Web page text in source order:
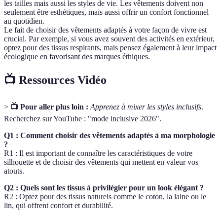
les tailles mais aussi les styles de vie. Les vêtements doivent non
seulement être esthétiques, mais aussi offrir un confort fonctionnel
au quotidien.
Le fait de choisir des vêtements adaptés à votre façon de vivre est
crucial. Par exemple, si vous avez souvent des activités en extérieur,
optez pour des tissus respirants, mais pensez également à leur impact
écologique en favorisant des marques éthiques.
📺 Ressources Vidéo
> 📺 Pour aller plus loin : Apprenez à mixer les styles inclusifs.
Recherchez sur YouTube : "mode inclusive 2026".
Q1 : Comment choisir des vêtements adaptés à ma morphologie
?
R1 : Il est important de connaître les caractéristiques de votre
silhouette et de choisir des vêtements qui mettent en valeur vos
atouts.
Q2 : Quels sont les tissus à privilégier pour un look élégant ?
R2 : Optez pour des tissus naturels comme le coton, la laine ou le
lin, qui offrent confort et durabilité.